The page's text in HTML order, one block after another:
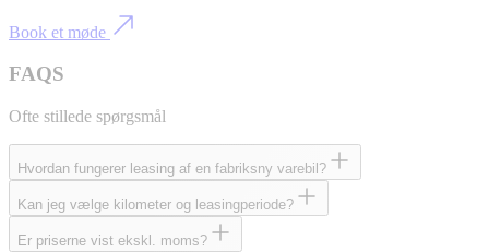
Book et møde
FAQS
Ofte stillede spørgsmål
Hvordan fungerer leasing af en fabriksny varebil?
Kan jeg vælge kilometer og leasingperiode?
Er priserne vist ekskl. moms?